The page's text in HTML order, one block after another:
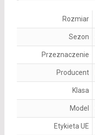
Rozmiar
Sezon
Przeznaczenie
Producent
Klasa
Model
Etykieta UE